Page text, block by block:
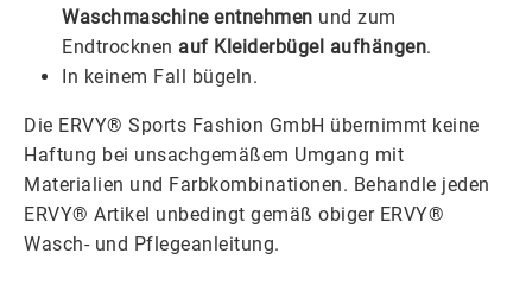
Waschmaschine entnehmen und zum
Endtrocknen auf Kleiderbügel aufhängen.
In keinem Fall bügeln.
Die ERVY® Sports Fashion GmbH übernimmt keine
Haftung bei unsachgemäßem Umgang mit
Materialien und Farbkombinationen. Behandle jeden
ERVY® Artikel unbedingt gemäß obiger ERVY®
Wasch- und Pflegeanleitung.